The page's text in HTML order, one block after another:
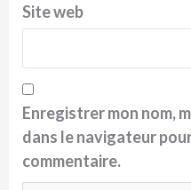
Site web
Enregistrer mon nom,
dans le navigateur
commentaire.